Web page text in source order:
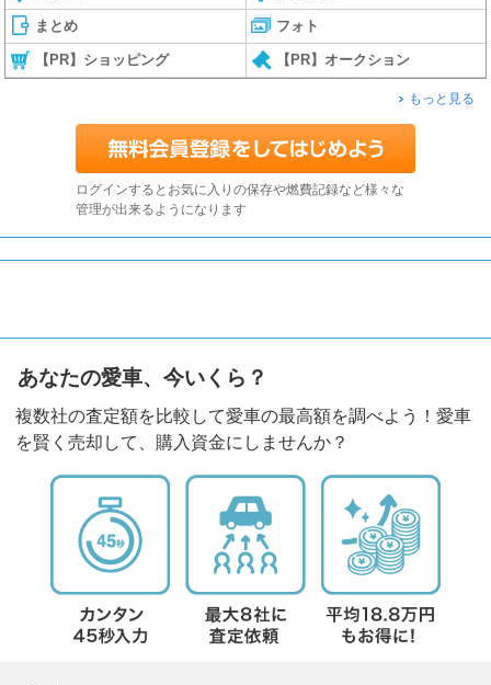
まとめ フォト
【PR】ショッピング 【PR】オークション
もっと見る
ログインするとお気に入りの保存や燃費記録など様々な
管理が出来るようになります
あなたの愛車、今いくら？
複数社の査定額を比較して愛車の最高額を調べよう！愛車
を賢く売却して、購入資金にしませんか？